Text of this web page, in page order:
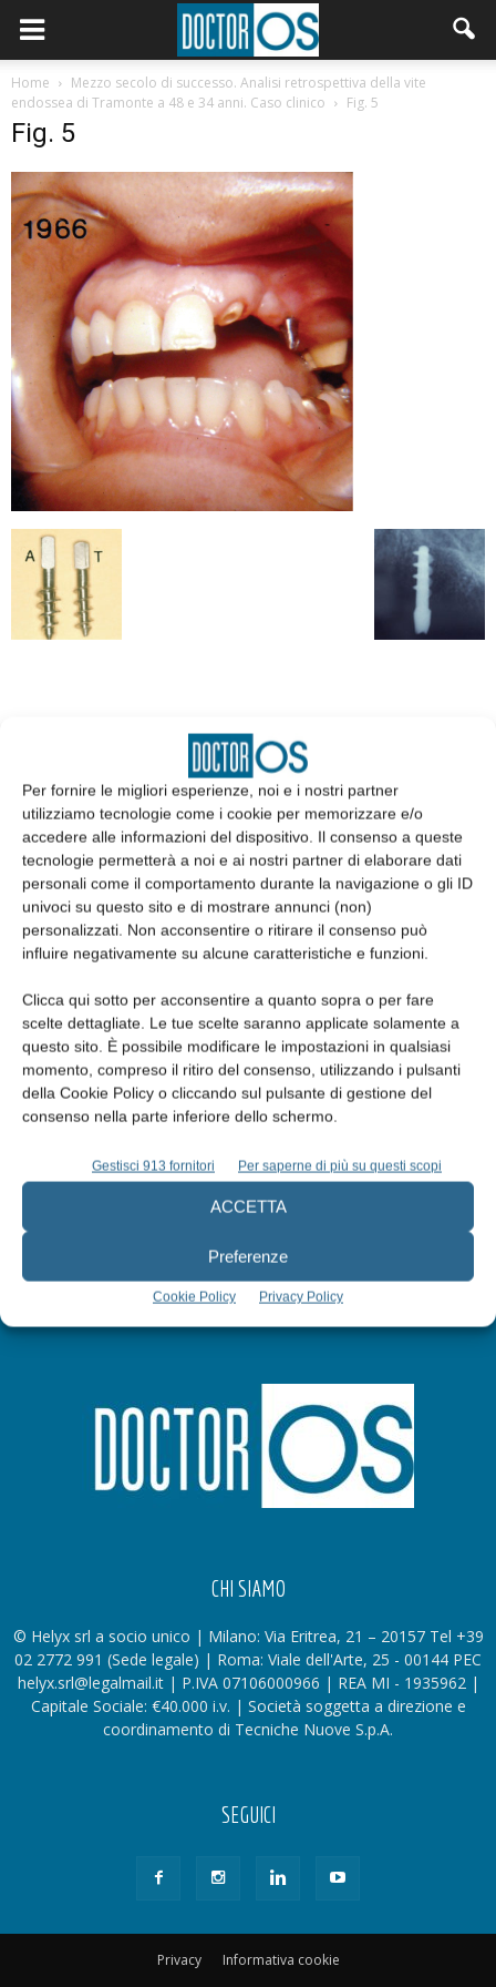
Per fornire le migliori esperienze, noi e i nostri partner
utilizziamo tecnologie come i cookie per memorizzare e/o
accedere alle informazioni del dispositivo. Il consenso a queste
tecnologie permetterà a noi e ai nostri partner di elaborare dati
personali come il comportamento durante la navigazione o gli ID
univoci su questo sito e di mostrare annunci (non)
personalizzati. Non acconsentire o ritirare il consenso può
influire negativamente su alcune caratteristiche e funzioni.
Clicca qui sotto per acconsentire a quanto sopra o per fare
scelte dettagliate. Le tue scelte saranno applicate solamente a
questo sito. È possibile modificare le impostazioni in qualsiasi
momento, compreso il ritiro del consenso, utilizzando i pulsanti
della Cookie Policy o cliccando sul pulsante di gestione del
consenso nella parte inferiore dello schermo.
Gestisci 913 fornitori Per saperne di più su questi scopi
ACCETTA
Preferenze
Cookie Policy Privacy Policy
Home
Mezzo secolo di successo. Analisi retrospettiva della vite
endossea di Tramonte a 48 e 34 anni. Caso clinico
Fig. 5
Fig. 5
Edicola web
Abbonati
Iscriviti alla newsletter
CHI SIAMO
© Helyx srl a socio unico | Milano: Via Eritrea, 21 – 20157 Tel +39
02 2772 991 (Sede legale) | Roma: Viale dell'Arte, 25 - 00144 PEC
helyx.srl@legalmail.it | P.IVA 07106000966 | REA MI - 1935962 |
Capitale Sociale: €40.000 i.v. | Società soggetta a direzione e
coordinamento di Tecniche Nuove S.p.A.
SEGUICI
Privacy Informativa cookie